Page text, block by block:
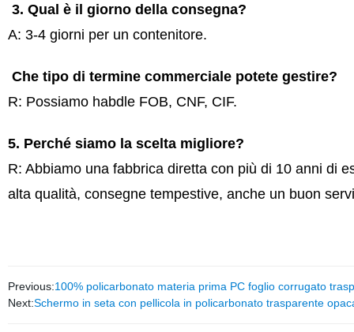
3. Qual è il giorno della consegna?
A: 3-4 giorni per un contenitore.
Che tipo di termine commerciale potete gestire?
R: Possiamo habdle FOB, CNF, CIF.
5. Perché siamo la scelta migliore?
R: Abbiamo una fabbrica diretta con più di 10 anni di
alta qualità, consegne tempestive, anche un buon
Previous:100% policarbonato materia prima PC foglio corrugato
Next:Schermo in seta con pellicola in policarbonato trasparente